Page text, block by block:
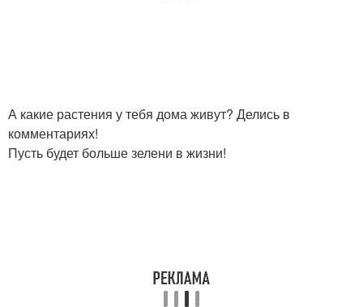
А какие растения у тебя дома живут? Делись в
комментариях!
Пусть будет больше зелени в жизни!